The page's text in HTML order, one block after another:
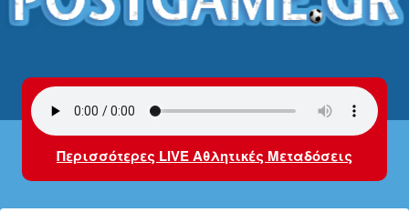
Περισσότερες LIVE Αθλητικές Μεταδόσεις